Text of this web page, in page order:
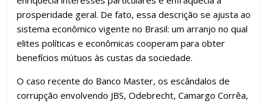
prosperidade geral. De fato, essa descrição se ajusta ao
sistema econômico vigente no Brasil: um arranjo no qual
elites políticas e econômicas cooperam para obter
benefícios mútuos às custas da sociedade.
O caso recente do Banco Master, os escândalos de
corrupção envolvendo JBS, Odebrecht, Camargo Corrêa,